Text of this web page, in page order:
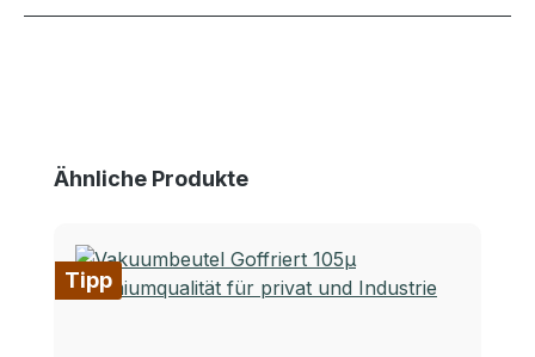
Produktgalerie überspringen
Ähnliche Produkte
Tipp